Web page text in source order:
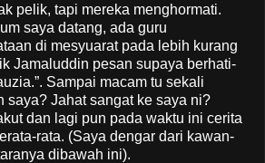
pelik, tapi mereka menghormati.
saya datang, ada guru
di mesyuarat pada lebih kurang
Jamaluddin pesan supaya berhati-
Sampai macam tu sekali
saya? Jahat sangat ke saya ni?
dan lagi pun pada waktu ini cerita
rata. (Saya dengar dari kawan-
dibawah ini).